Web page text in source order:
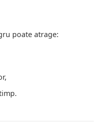
poate atrage: